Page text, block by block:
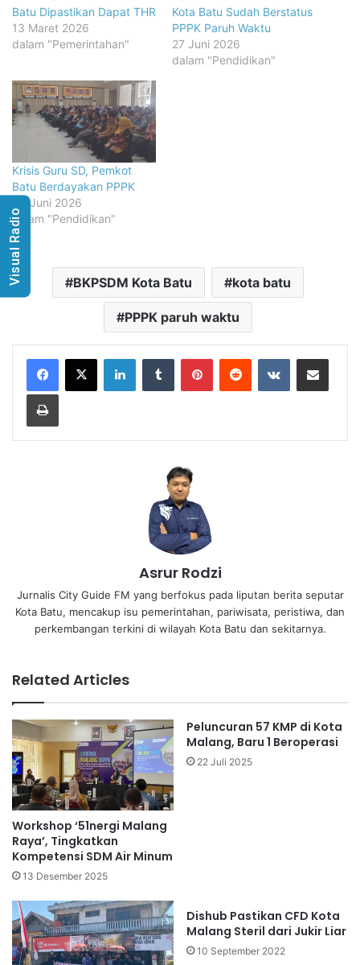
Batu Dipastikan Dapat THR
13 Maret 2026
dalam "Pemerintahan"
Kota Batu Sudah Berstatus
PPPK Paruh Waktu
27 Juni 2026
dalam "Pendidikan"
Krisis Guru SD, Pemkot
Batu Berdayakan PPPK
30 Juni 2026
dalam "Pendidikan"
BKPSDM Kota Batu kota batu
PPPK paruh waktu
LinkedInTumblr PinterestReddit VKontakteShare via Email
Print
Asrur Rodzi
Jurnalis City Guide FM yang berfokus pada liputan berita seputar
Kota Batu, mencakup isu pemerintahan, pariwisata, peristiwa, dan
perkembangan terkini di wilayah Kota Batu dan sekitarnya.
Related Articles
Workshop ‘51nergi Malang
Raya’, Tingkatkan
Kompetensi SDM Air Minum
13 Desember 2025
Peluncuran 57 KMP di Kota
Malang, Baru 1 Beroperasi
22 Juli 2025
Dishub Pastikan CFD Kota
Malang Steril dari Jukir Liar
10 September 2022
Visual Radio